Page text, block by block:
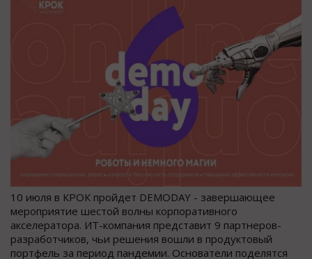
10 июля в КРОК пройдет DEMODAY - завершающее
мероприятие шестой волны корпоративного
акселератора. ИТ-компания представит 9 партнеров-
разработчиков, чьи решения вошли в продуктовый
портфель за период пандемии. Основатели поделятся